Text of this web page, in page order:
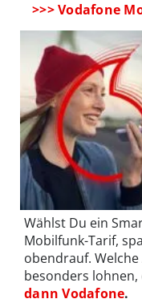
>>> Vodafone
Wählst Du ein
Mobilfunk-Tarif,
obendrauf.
besonders
dann Vodafone.